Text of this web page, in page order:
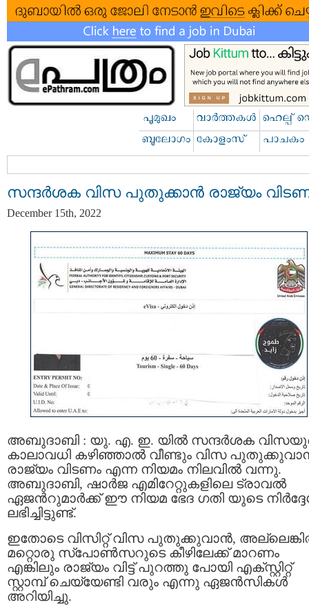
സന്ദര്‍ശക വിസ പുതുക്കാന്‍ രാജ്യം
December 15th, 2022
അബുദാബി : യു. എ. ഇ. യില്‍ സന്ദര്‍ശക
കാലാവധി കഴിഞ്ഞാല്‍ വീണ്ടും വിസ
രാജ്യം വിടണം എന്ന നിയമം നിലവില്‍ വന്നു.
അബുദാബി, ഷാര്‍ജ എമിറേറ്റുകളിലെ ട്രാവല്‍
ഏജന്‍റുമാര്‍ക്ക് ഈ നിയമ ഭേദ ഗതി യുടെ
ലഭിച്ചിട്ടുണ്ട്.
ഇതോടെ വിസിറ്റ് വിസ പുതുക്കുവാന്‍,
മറ്റൊരു സ്പോണ്‍സറുടെ കീഴിലേക്ക് മാറണം
എങ്കിലും രാജ്യം വിട്ട് പുറത്തു പോയി എക്സ്റ്റിറ്റ്
സ്റ്റാമ്പ് ചെയ്യേണ്ടി വരും എന്നു ഏജന്‍സികള്‍
അറിയിച്ചു.